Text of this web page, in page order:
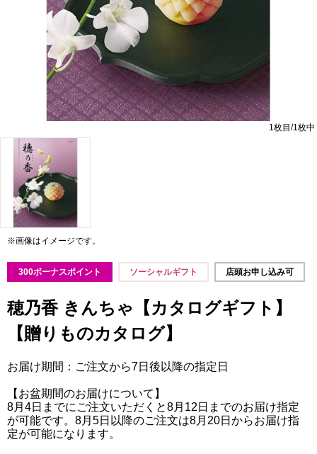
1枚目/1枚中
※画像はイメージです。
300ボーナスポイント ソーシャルギフト 店頭お申し込み可
穂乃香 きんちゃ【カタログギフト】
【贈りものカタログ】
お届け期間：ご注文から7日後以降の指定日
【お盆期間のお届けについて】
8月4日までにご注文いただくと8月12日までのお届け指定
が可能です。8月5日以降のご注文は8月20日からお届け指
定が可能になります。